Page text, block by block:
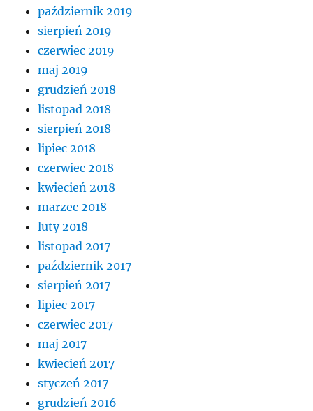
październik 2019
sierpień 2019
czerwiec 2019
maj 2019
grudzień 2018
listopad 2018
sierpień 2018
lipiec 2018
czerwiec 2018
kwiecień 2018
marzec 2018
luty 2018
listopad 2017
październik 2017
sierpień 2017
lipiec 2017
czerwiec 2017
maj 2017
kwiecień 2017
styczeń 2017
grudzień 2016